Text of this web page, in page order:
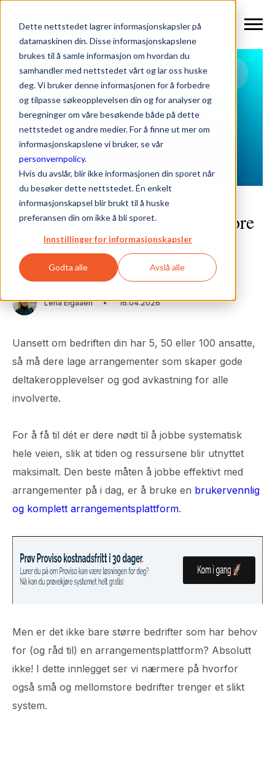
Dette nettstedet lagrer informasjonskapsler på
datamaskinen din. Disse informasjonskapslene
brukes til å samle informasjon om hvordan du
samhandler med nettstedet vårt og lar oss huske
deg. Vi bruker denne informasjonen for å forbedre
og tilpasse søkeopplevelsen din og for analyser og
beregninger om våre besøkende både på dette
nettstedet og andre medier. For å finne ut mer om
informasjonskapslene vi bruker, se vår
personvernpolicy.
Hvis du avslår, blir ikke informasjonen din sporet når
du besøker dette nettstedet. Én enkelt
informasjonskapsel blir brukt til å huske
preferansen din om ikke å bli sporet.
Innstillinger for informasjonskapsler
Godta alle Avslå alle
Hvorfor bør små og mellomstore
bedrifter bruke en
arrangementsplattform?
Lena Elgaaen 16.04.2026
Uansett om bedriften din har 5, 50 eller 100 ansatte,
så må dere lage arrangementer som skaper gode
deltakeropplevelser og god avkastning for alle
involverte.
For å få til dét er dere nødt til å jobbe systematisk
hele veien, slik at tiden og ressursene blir utnyttet
maksimalt. Den beste måten å jobbe effektivt med
arrangementer på i dag, er å bruke en brukervennlig
og komplett arrangementsplattform.
Men er det ikke bare større bedrifter som har behov
for (og råd til) en arrangementsplattform? Absolutt
ikke! I dette innlegget ser vi nærmere på hvorfor
også små og mellomstore bedrifter trenger et slikt
system.